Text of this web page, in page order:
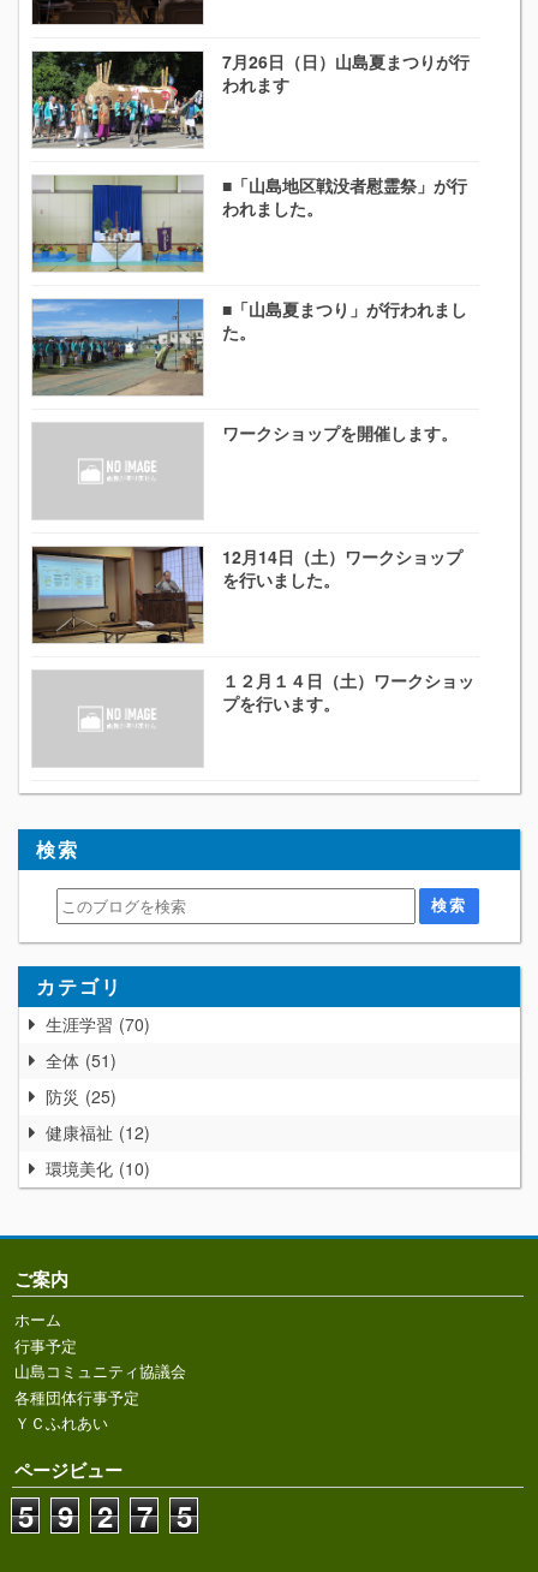
7月26日（日）山島夏まつりが行
われます
■「山島地区戦没者慰霊祭」が行
われました。
■「山島夏まつり」が行われまし
た。
ワークショップを開催します。
12月14日（土）ワークショップ
を行いました。
１２月１４日（土）ワークショッ
プを行います。
検索
カテゴリ
生涯学習 70
全体 51
防災 25
健康福祉 12
環境美化 10
ご案内
ホーム
行事予定
山島コミュニティ協議会
各種団体行事予定
ＹＣふれあい
ページビュー
5 9 2 7 5